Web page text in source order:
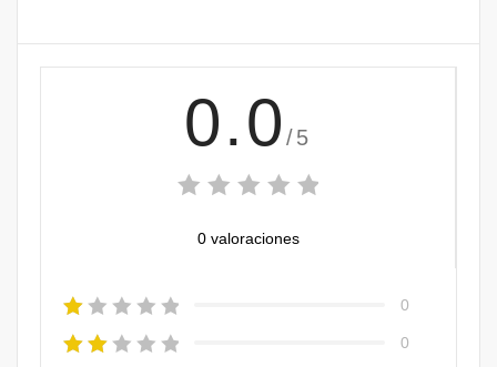
0.0 /5
0 valoraciones
0
0